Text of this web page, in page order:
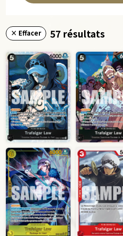
× Effacer 57 résultats